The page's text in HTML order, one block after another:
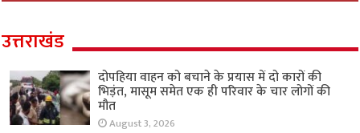
उत्तराखंड
दोपहिया वाहन को बचाने के प्रयास में दो कारों की
भिड़ंत, मासूम समेत एक ही परिवार के चार लोगों की
मौत
August 3, 2026